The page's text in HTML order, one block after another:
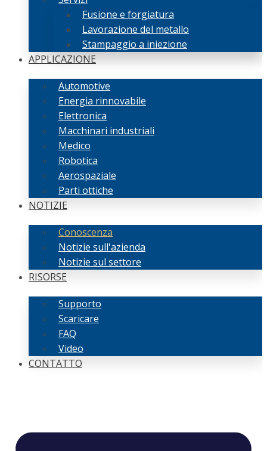
Fusione e forgiatura
Lavorazione del metallo
Stampaggio a iniezione
APPLICAZIONE
Automotive
Energia rinnovabile
Elettronica
Macchinari industriali
Medico
Robotica
Aerospaziale
Parti ottiche
NOTIZIE
Conoscenza
Notizie sull'azienda
Notizie sul settore
RISORSE
Supporto
Scaricare
FAQ
Video
CONTATTO